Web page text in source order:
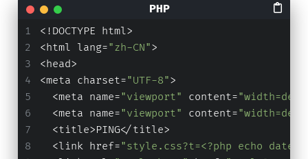
<!DOCTYPE html>
<html lang="zh-CN">
<head>
<meta charset="UTF-8">
  <meta name=
"viewport" content=
  <meta name=
"viewport" content=
  <title>PING</title>
  <link href=
"style.css?t=<?php echo date("